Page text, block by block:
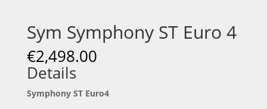
Sym Symphony ST Euro 4
€2,498.00
Details
Symphony ST Euro4